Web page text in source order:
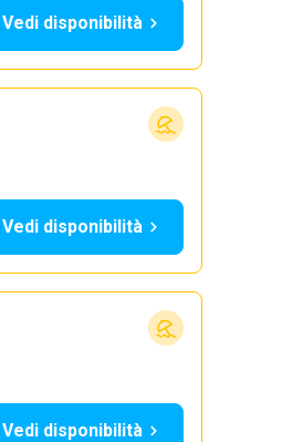
Vedi disponibilità
Vedi disponibilità
Vedi disponibilità